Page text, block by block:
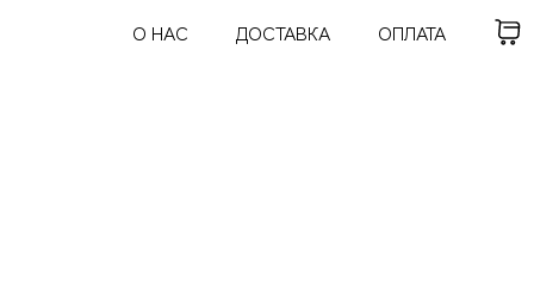
О НАС ДОСТАВКА ОПЛАТА